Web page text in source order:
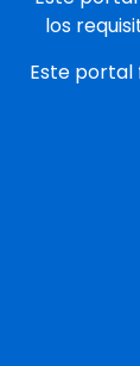
los
Este portal